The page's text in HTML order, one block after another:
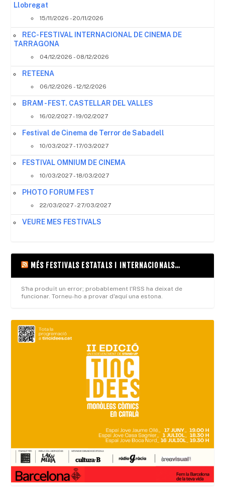
Llobregat
15/11/2026 - 20/11/2026
REC- FESTIVAL INTERNACIONAL DE CINEMA DE
TARRAGONA
04/12/2026 - 08/12/2026
RETEENA
06/12/2026 - 12/12/2026
BRAM - FEST. CASTELLAR DEL VALLES
16/02/2027 - 19/02/2027
Festival de Cinema de Terror de Sabadell
10/03/2027 - 17/03/2027
FESTIVAL OMNIUM DE CINEMA
10/03/2027 - 18/03/2027
PHOTO FORUM FEST
22/03/2027 - 27/03/2027
VEURE MES FESTIVALS
MÉS FESTIVALS ESTATALS I INTERNACIONALS…
S'ha produït un error; probablement l'RSS ha deixat de
funcionar. Torneu-ho a provar d'aquí una estona.